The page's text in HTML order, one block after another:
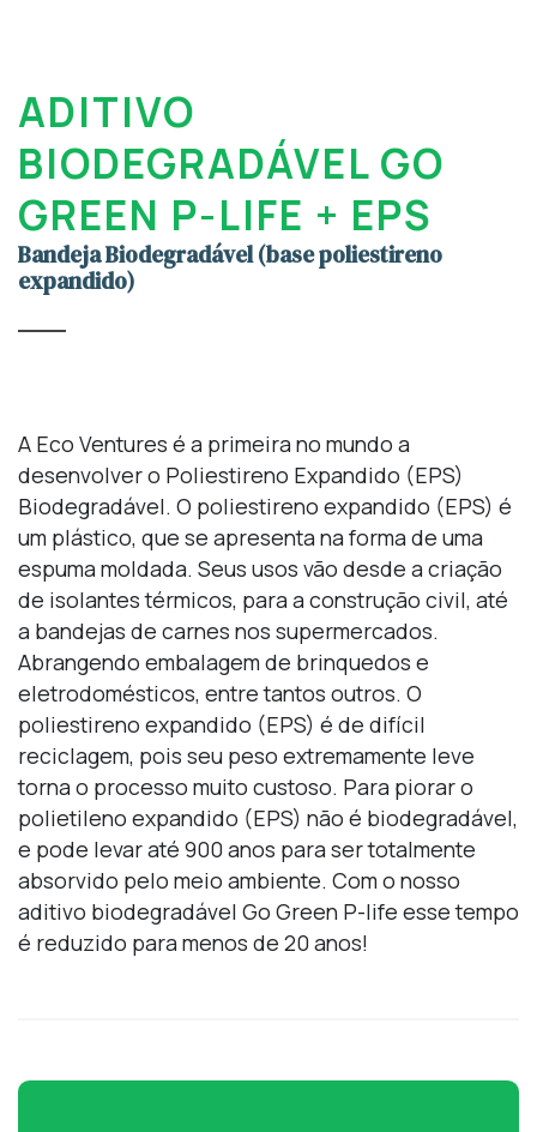
ADITIVO
BIODEGRADÁVEL GO
GREEN P-LIFE + EPS
Bandeja Biodegradável (base poliestireno
expandido)
A Eco Ventures é a primeira no mundo a
desenvolver o Poliestireno Expandido (EPS)
Biodegradável. O poliestireno expandido (EPS) é
um plástico, que se apresenta na forma de uma
espuma moldada. Seus usos vão desde a criação
de isolantes térmicos, para a construção civil, até
a bandejas de carnes nos supermercados.
Abrangendo embalagem de brinquedos e
eletrodomésticos, entre tantos outros. O
poliestireno expandido (EPS) é de difícil
reciclagem, pois seu peso extremamente leve
torna o processo muito custoso. Para piorar o
polietileno expandido (EPS) não é biodegradável,
e pode levar até 900 anos para ser totalmente
absorvido pelo meio ambiente. Com o nosso
aditivo biodegradável Go Green P-life esse tempo
é reduzido para menos de 20 anos!